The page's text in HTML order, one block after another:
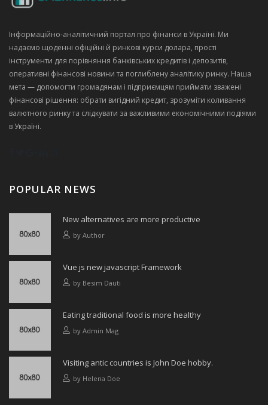
Інформаційно‑аналітичний портал про фінанси в Україні. Ми
надаємо щоденні офіційні й ринкові курси долара, прості
інструменти для порівняння банківських кредитів і депозитів,
оперативні фінансові новини та поглиблену аналітику ринку. Наша
мета — допомогти громадянам і підприємцям приймати зважені
фінансові рішення: обрати вигідний кредит, зрозуміти коливання
валютного ринку та слідкувати за важливими економічними подіями
в Україні.
POPULAR NEWS
New alternatives are more productive
by Author
Vue js new javascript Framework
by Besim Dauti
Eating traditional food is more healthy
by Admin Mag
Visiting antic countries is John Doe hobby.
by Helena Doe